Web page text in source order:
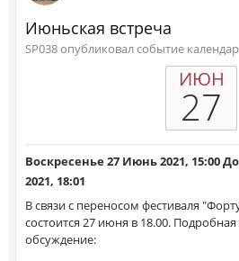
Июньская встреча
SP038 опубликовал событие
ИЮН
27
Воскресенье 27 Июнь 2021, 15:00До
2021, 18:01
В связи с переносом фестиваля
состоится 27 июня в 18.00.
обсуждение: